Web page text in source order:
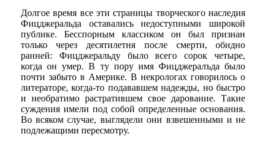
Долгое время все эти страницы творческого наследия
Фицджеральда оставались недоступными широкой
публике. Бесспорным классиком он был признан
только через десятилетня после смерти, обидно
ранней: Фицджеральду было всего сорок четыре,
когда он умер. В ту пору имя Фицджералъда было
почти забыто в Америке. В некрологах говорилось о
литераторе, когда-то подававшем надежды, но быстро
и необратимо растратившем свое дарование. Такие
суждения имели под собой определенные основания.
Во всяком случае, выглядели они взвешенными и не
подлежащими пересмотру.